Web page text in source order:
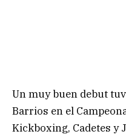
Un muy buen debut
Barrios en el
Kickboxing, Cadetes y